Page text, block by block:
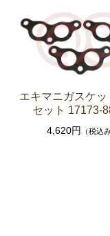
ブレーキパーツ
ト ホース な
クラッチパーツ
ーズシリンダ
ステアリングパ
ツ ラックエン
足回りパーツ
燃料パーツ（
シャフトブー
エキマニガスケ
セット 17173-
4,620円 （税込